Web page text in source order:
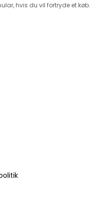
hvis du vil fortryde et køb.